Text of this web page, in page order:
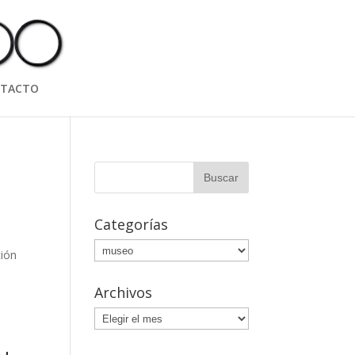
Categorías
Categorías
Archivos
Archivos